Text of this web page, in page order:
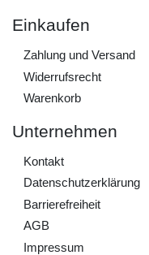
Einkaufen
Zahlung und Versand
Widerrufs­recht
Warenkorb
Unternehmen
Kontakt
Daten­schutz­erklärung
Barrierefreiheit
AGB
Impressum